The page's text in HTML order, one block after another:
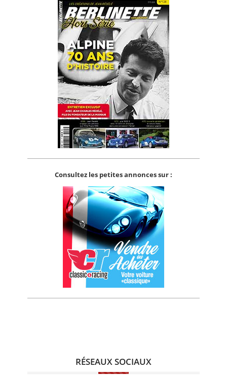
Consultez les petites annonces sur :
RÉSEAUX SOCIAUX